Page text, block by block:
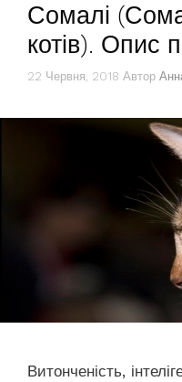
Сомалі
котів). Опис
22 Червня, 2018 Автор
Витонченість,